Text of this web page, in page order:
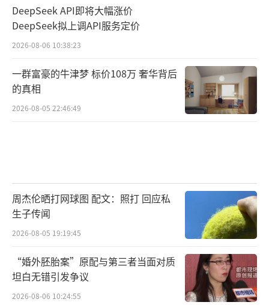
DeepSeek API即将大幅涨价
DeepSeek拟上调API服务定价
2026-08-06 10:38:23
一群富豪的牛津梦 标价108万 奢华背后
的真相
2026-08-05 22:46:49
周杰伦晒打网球图 配文：照打 回应私
生子传闻
2026-08-05 19:19:45
“婚外胚胎案”原配与第三者当面对质
坦白无错引发争议
2026-08-06 10:24:55